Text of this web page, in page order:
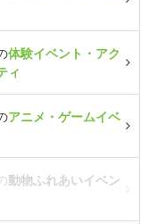
体験イベント・アク
ィ
アニメ・ゲームイベ
動物ふれあいイベン